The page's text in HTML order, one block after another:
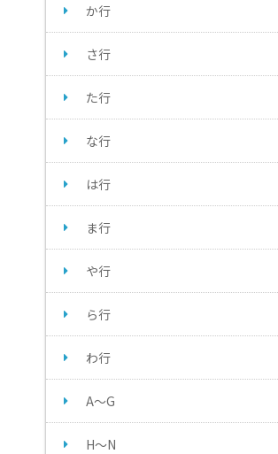
か行
さ行
た行
な行
は行
ま行
や行
ら行
わ行
A～G
H～N